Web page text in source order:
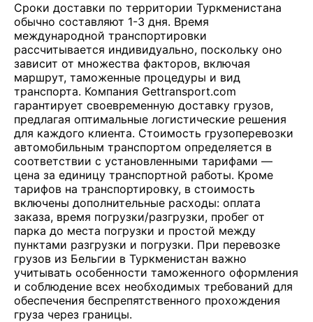
Сроки доставки по территории Туркменистана
обычно составляют 1-3 дня. Время
международной транспортировки
рассчитывается индивидуально, поскольку оно
зависит от множества факторов, включая
маршрут, таможенные процедуры и вид
транспорта. Компания Gettransport.com
гарантирует своевременную доставку грузов,
предлагая оптимальные логистические решения
для каждого клиента. Стоимость грузоперевозки
автомобильным транспортом определяется в
соответствии с установленными тарифами —
цена за единицу транспортной работы. Кроме
тарифов на транспортировку, в стоимость
включены дополнительные расходы: оплата
заказа, время погрузки/разгрузки, пробег от
парка до места погрузки и простой между
пунктами разгрузки и погрузки. При перевозке
грузов из Бельгии в Туркменистан важно
учитывать особенности таможенного оформления
и соблюдение всех необходимых требований для
обеспечения беспрепятственного прохождения
груза через границы.